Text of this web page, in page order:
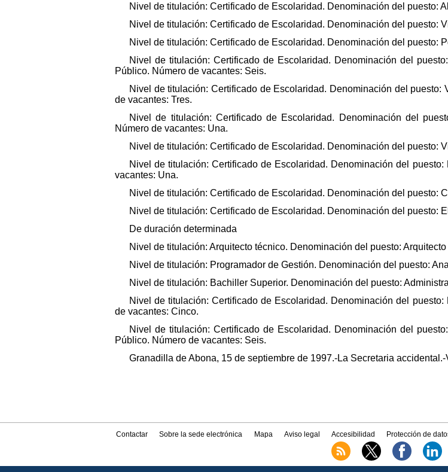
Nivel de titulación: Certificado de Escolaridad. Denominación del puesto:
Nivel de titulación: Certificado de Escolaridad. Denominación del puesto:
Nivel de titulación: Certificado de Escolaridad. Denominación del puesto:
Nivel de titulación: Certificado de Escolaridad. Denominación del
Público. Número de vacantes: Seis.
Nivel de titulación: Certificado de Escolaridad. Denominación del
de vacantes: Tres.
Nivel de titulación: Certificado de Escolaridad. Denominación del
Número de vacantes: Una.
Nivel de titulación: Certificado de Escolaridad. Denominación del puesto:
Nivel de titulación: Certificado de Escolaridad. Denominación del
vacantes: Una.
Nivel de titulación: Certificado de Escolaridad. Denominación del puesto:
Nivel de titulación: Certificado de Escolaridad. Denominación del puesto:
De duración determinada
Nivel de titulación: Arquitecto técnico. Denominación del puesto:
Nivel de titulación: Programador de Gestión. Denominación del puesto:
Nivel de titulación: Bachiller Superior. Denominación del puesto:
Nivel de titulación: Certificado de Escolaridad. Denominación del
de vacantes: Cinco.
Nivel de titulación: Certificado de Escolaridad. Denominación del
Público. Número de vacantes: Seis.
Granadilla de Abona, 15 de septiembre de 1997.-La Secretaria
Contactar Sobre la sede electrónica Mapa Aviso legal Accesibilidad Protección de